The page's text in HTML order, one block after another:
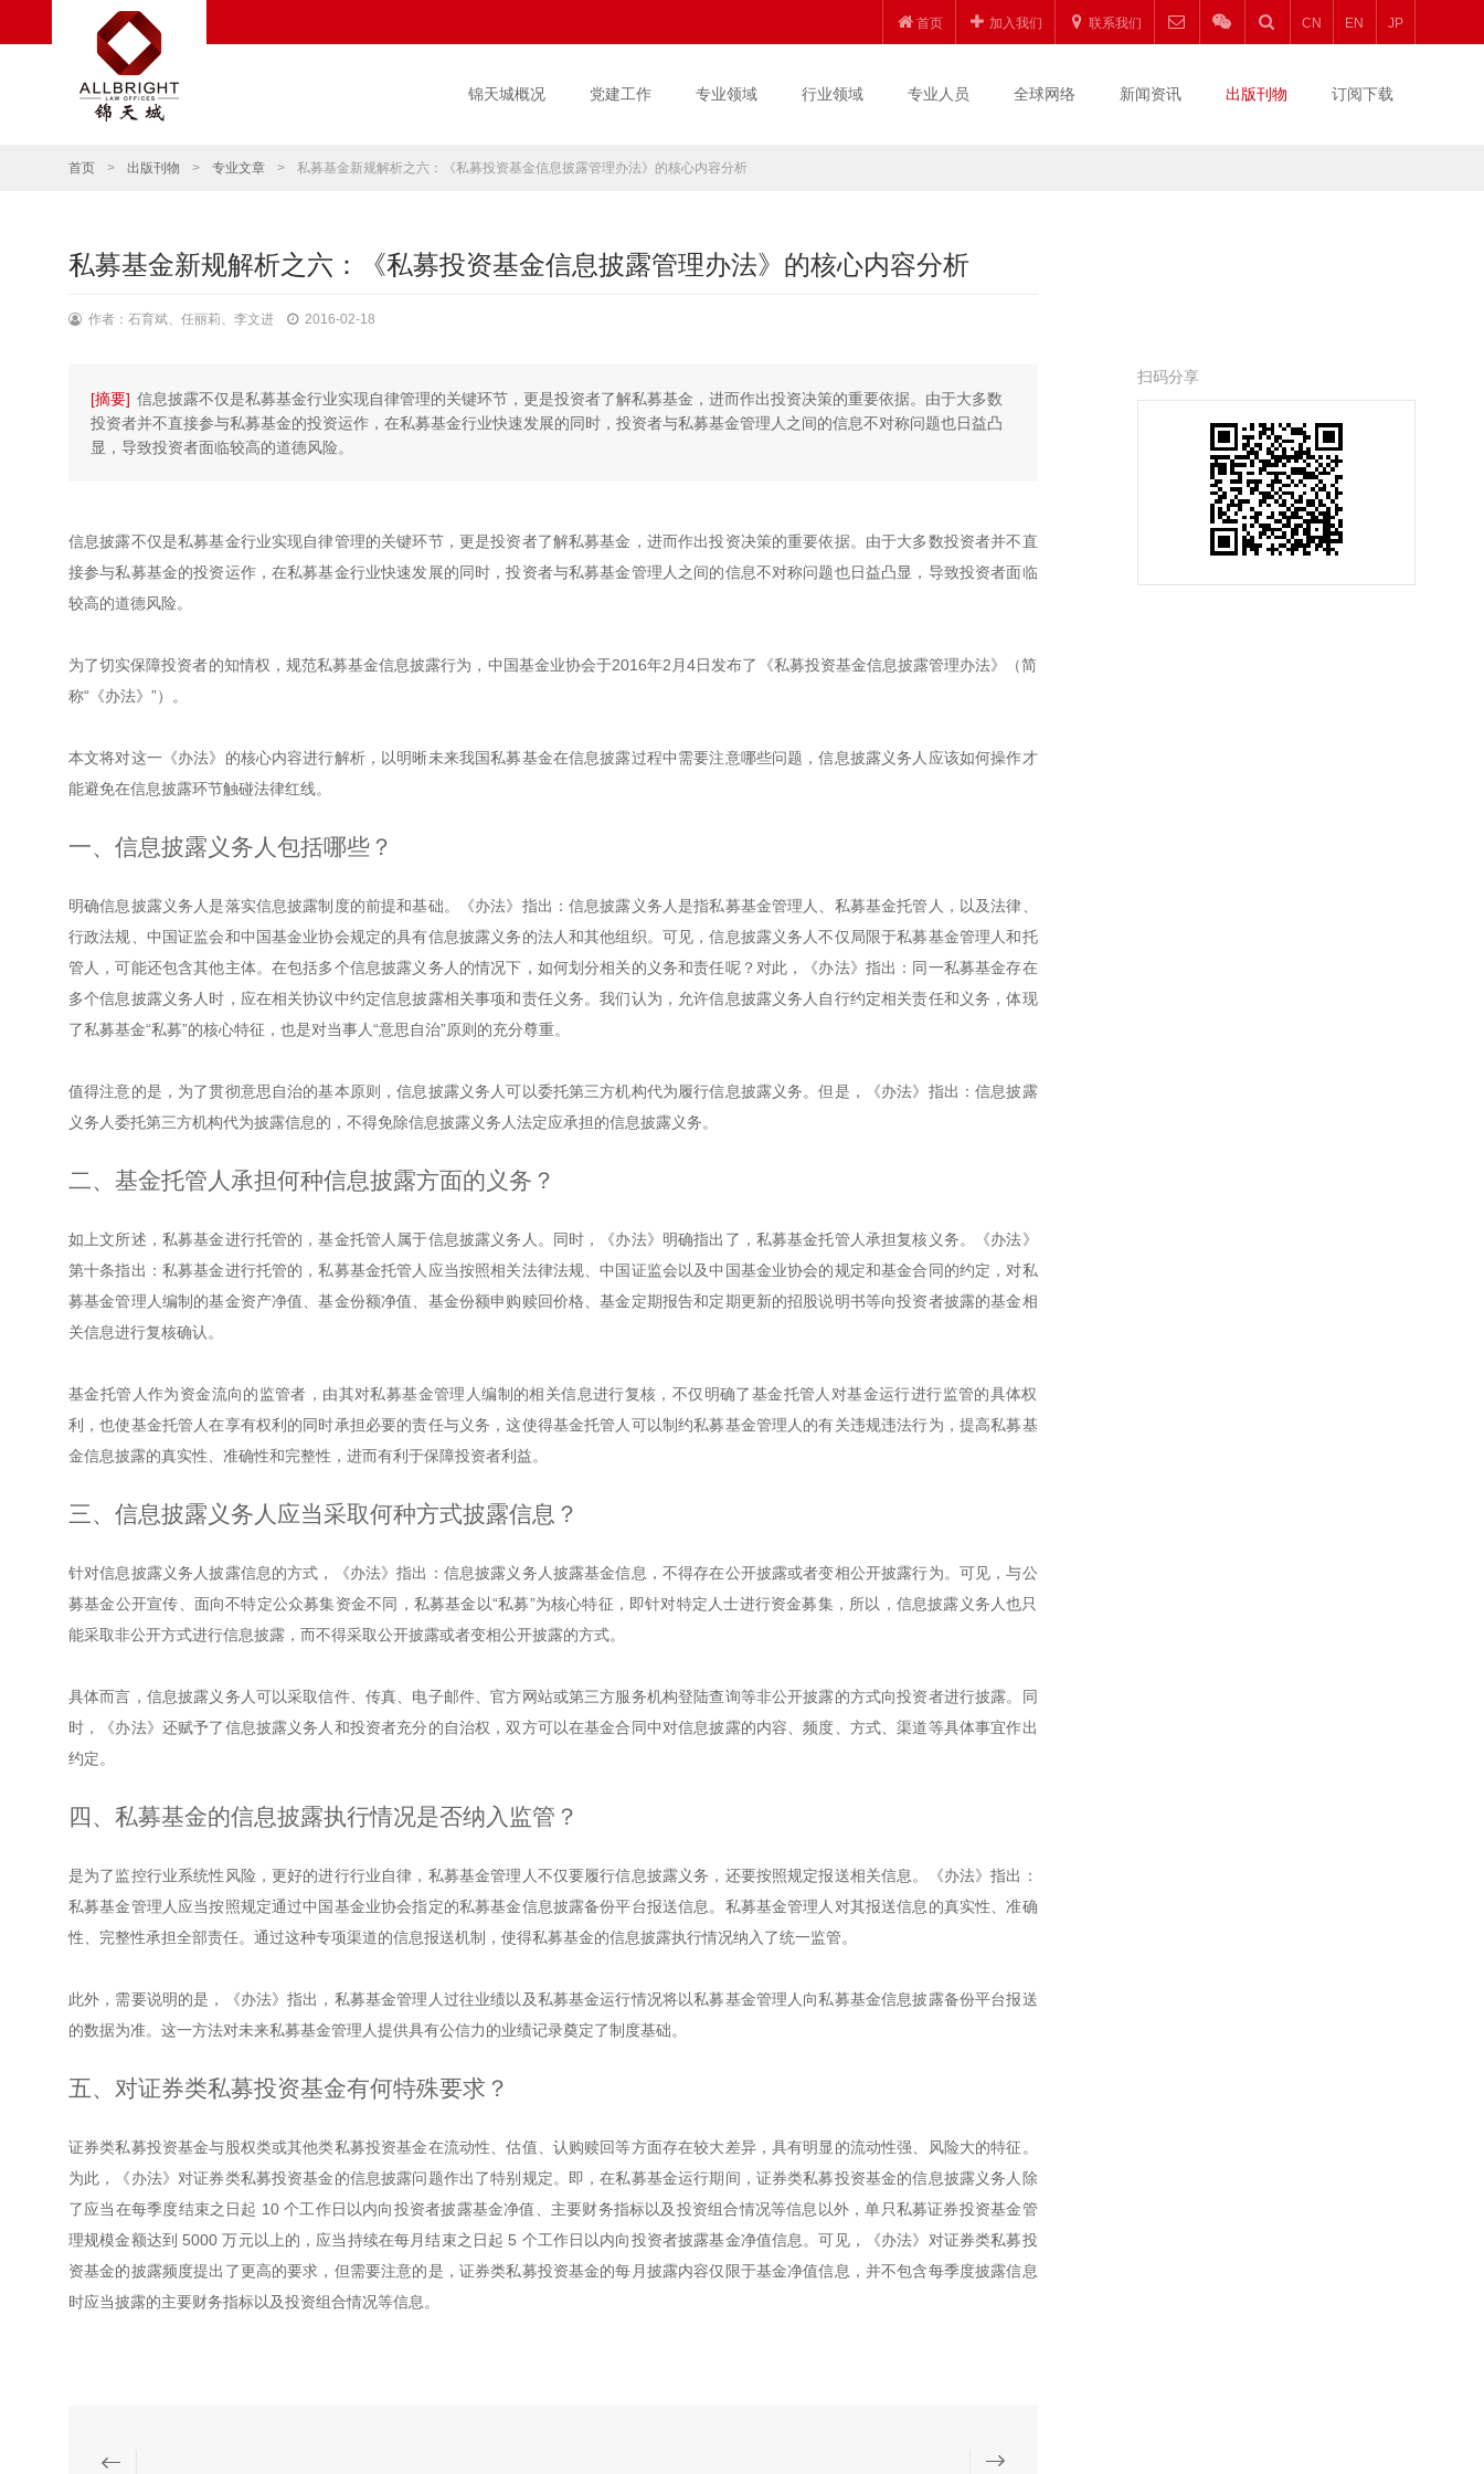
首页 加入我们 联系我们 CN EN JP
锦天城概况 党建工作 专业领域 行业领域 专业人员 全球网络 新闻资讯 出版刊物 订阅下载
首页 > 出版刊物 > 专业文章 > 私募基金新规解析之六：《私募投资基金信息披露管理办法》的核心内容分析
私募基金新规解析之六：《私募投资基金信息披露管理办法》的核心内容分析
作者：石育斌、任丽莉、李文进 2016-02-18
[摘要] 信息披露不仅是私募基金行业实现自律管理的关键环节，更是投资者了解私募基金，进而作出投资决策的重要依据。由于大多数
投资者并不直接参与私募基金的投资运作，在私募基金行业快速发展的同时，投资者与私募基金管理人之间的信息不对称问题也日益凸
显，导致投资者面临较高的道德风险。
信息披露不仅是私募基金行业实现自律管理的关键环节，更是投资者了解私募基金，进而作出投资决策的重要依据。由于大多数投资者并不直
接参与私募基金的投资运作，在私募基金行业快速发展的同时，投资者与私募基金管理人之间的信息不对称问题也日益凸显，导致投资者面临
较高的道德风险。
为了切实保障投资者的知情权，规范私募基金信息披露行为，中国基金业协会于2016年2月4日发布了《私募投资基金信息披露管理办法》（简
称“《办法》”）。
本文将对这一《办法》的核心内容进行解析，以明晰未来我国私募基金在信息披露过程中需要注意哪些问题，信息披露义务人应该如何操作才
能避免在信息披露环节触碰法律红线。
一、信息披露义务人包括哪些？
明确信息披露义务人是落实信息披露制度的前提和基础。《办法》指出：信息披露义务人是指私募基金管理人、私募基金托管人，以及法律、
行政法规、中国证监会和中国基金业协会规定的具有信息披露义务的法人和其他组织。可见，信息披露义务人不仅局限于私募基金管理人和托
管人，可能还包含其他主体。在包括多个信息披露义务人的情况下，如何划分相关的义务和责任呢？对此，《办法》指出：同一私募基金存在
多个信息披露义务人时，应在相关协议中约定信息披露相关事项和责任义务。我们认为，允许信息披露义务人自行约定相关责任和义务，体现
了私募基金“私募”的核心特征，也是对当事人“意思自治”原则的充分尊重。
值得注意的是，为了贯彻意思自治的基本原则，信息披露义务人可以委托第三方机构代为履行信息披露义务。但是，《办法》指出：信息披露
义务人委托第三方机构代为披露信息的，不得免除信息披露义务人法定应承担的信息披露义务。
二、基金托管人承担何种信息披露方面的义务？
如上文所述，私募基金进行托管的，基金托管人属于信息披露义务人。同时，《办法》明确指出了，私募基金托管人承担复核义务。《办法》
第十条指出：私募基金进行托管的，私募基金托管人应当按照相关法律法规、中国证监会以及中国基金业协会的规定和基金合同的约定，对私
募基金管理人编制的基金资产净值、基金份额净值、基金份额申购赎回价格、基金定期报告和定期更新的招股说明书等向投资者披露的基金相
关信息进行复核确认。
基金托管人作为资金流向的监管者，由其对私募基金管理人编制的相关信息进行复核，不仅明确了基金托管人对基金运行进行监管的具体权
利，也使基金托管人在享有权利的同时承担必要的责任与义务，这使得基金托管人可以制约私募基金管理人的有关违规违法行为，提高私募基
金信息披露的真实性、准确性和完整性，进而有利于保障投资者利益。
三、信息披露义务人应当采取何种方式披露信息？
针对信息披露义务人披露信息的方式，《办法》指出：信息披露义务人披露基金信息，不得存在公开披露或者变相公开披露行为。可见，与公
募基金公开宣传、面向不特定公众募集资金不同，私募基金以“私募”为核心特征，即针对特定人士进行资金募集，所以，信息披露义务人也只
能采取非公开方式进行信息披露，而不得采取公开披露或者变相公开披露的方式。
具体而言，信息披露义务人可以采取信件、传真、电子邮件、官方网站或第三方服务机构登陆查询等非公开披露的方式向投资者进行披露。同
时，《办法》还赋予了信息披露义务人和投资者充分的自治权，双方可以在基金合同中对信息披露的内容、频度、方式、渠道等具体事宜作出
约定。
四、私募基金的信息披露执行情况是否纳入监管？
是为了监控行业系统性风险，更好的进行行业自律，私募基金管理人不仅要履行信息披露义务，还要按照规定报送相关信息。《办法》指出：
私募基金管理人应当按照规定通过中国基金业协会指定的私募基金信息披露备份平台报送信息。私募基金管理人对其报送信息的真实性、准确
性、完整性承担全部责任。通过这种专项渠道的信息报送机制，使得私募基金的信息披露执行情况纳入了统一监管。
此外，需要说明的是，《办法》指出，私募基金管理人过往业绩以及私募基金运行情况将以私募基金管理人向私募基金信息披露备份平台报送
的数据为准。这一方法对未来私募基金管理人提供具有公信力的业绩记录奠定了制度基础。
五、对证券类私募投资基金有何特殊要求？
证券类私募投资基金与股权类或其他类私募投资基金在流动性、估值、认购赎回等方面存在较大差异，具有明显的流动性强、风险大的特征。
为此，《办法》对证券类私募投资基金的信息披露问题作出了特别规定。即，在私募基金运行期间，证券类私募投资基金的信息披露义务人除
了应当在每季度结束之日起 10 个工作日以内向投资者披露基金净值、主要财务指标以及投资组合情况等信息以外，单只私募证券投资基金管
理规模金额达到 5000 万元以上的，应当持续在每月结束之日起 5 个工作日以内向投资者披露基金净值信息。可见，《办法》对证券类私募投
资基金的披露频度提出了更高的要求，但需要注意的是，证券类私募投资基金的每月披露内容仅限于基金净值信息，并不包含每季度披露信息
时应当披露的主要财务指标以及投资组合情况等信息。
扫码分享